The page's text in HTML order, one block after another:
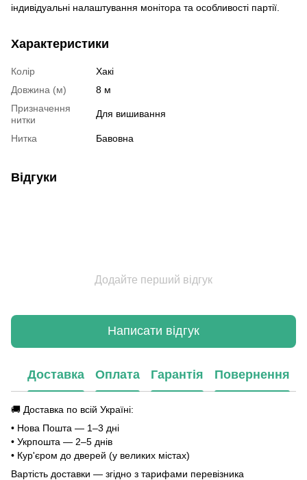
індивідуальні налаштування монітора та особливості партії.
Характеристики
Колір
Хакі
Довжина (м)
8 м
Призначення
нитки
Для вишивання
Нитка Бавовна
Відгуки
Додайте перший відгук
Написати відгук
Доставка Оплата Гарантія Повернення
🚚 Доставка по всій Україні:
• Нова Пошта — 1–3 дні
• Укрпошта — 2–5 днів
• Кур'єром до дверей (у великих містах)
Вартість доставки — згідно з тарифами перевізника